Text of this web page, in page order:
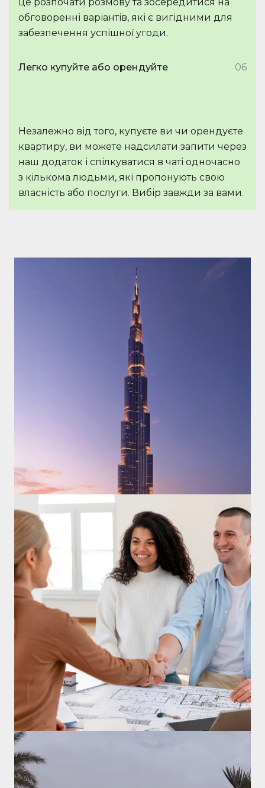
обговоренні варіантів, які є вигідними для
забезпечення успішної угоди.
Легко купуйте або орендуйте 06
Незалежно від того, купуєте ви чи орендуєте
квартиру, ви можете надсилати запити через
наш додаток і спілкуватися в чаті одночасно
з кількома людьми, які пропонують свою
власність або послуги. Вибір завжди за вами.